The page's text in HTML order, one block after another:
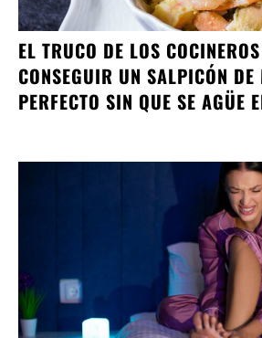
EL TRUCO DE LOS
CONSEGUIR UN SALPICÓN DE
PERFECTO SIN QUE SE AGÜE